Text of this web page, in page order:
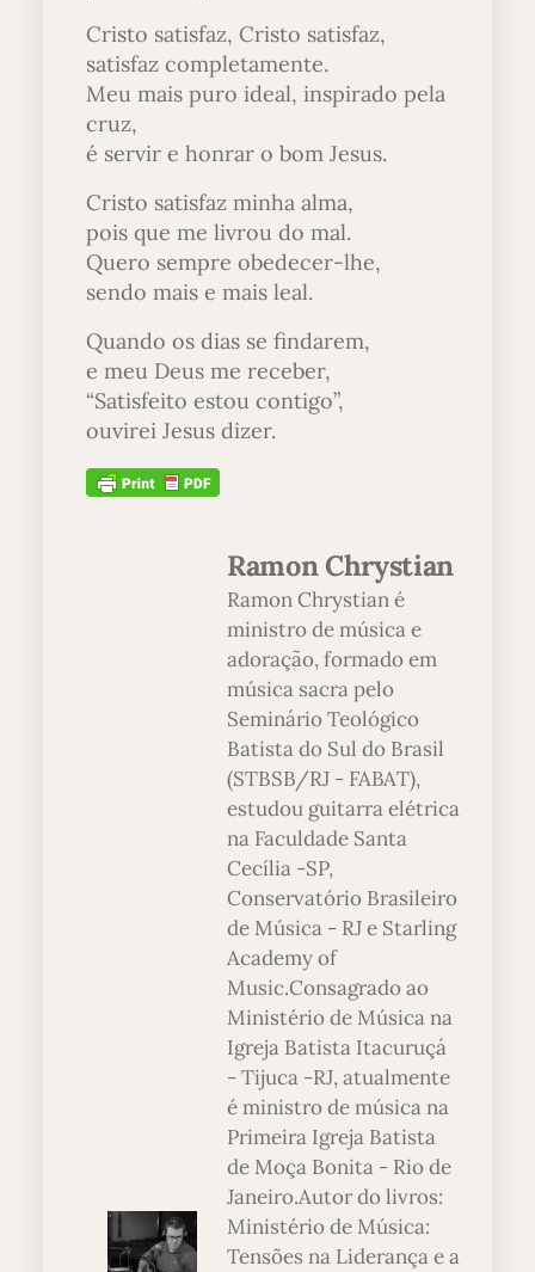
Cristo satisfaz, Cristo satisfaz,
satisfaz completamente.
Meu mais puro ideal, inspirado pela
cruz,
é servir e honrar o bom Jesus.
Cristo satisfaz minha alma,
pois que me livrou do mal.
Quero sempre obedecer-lhe,
sendo mais e mais leal.
Quando os dias se findarem,
e meu Deus me receber,
“Satisfeito estou contigo”,
ouvirei Jesus dizer.
Ramon Chrystian
Ramon Chrystian é
ministro de música e
adoração, formado em
música sacra pelo
Seminário Teológico
Batista do Sul do Brasil
(STBSB/RJ - FABAT),
estudou guitarra elétrica
na Faculdade Santa
Cecília -SP,
Conservatório Brasileiro
de Música - RJ e Starling
Academy of
Music.Consagrado ao
Ministério de Música na
Igreja Batista Itacuruçá
- Tijuca -RJ, atualmente
é ministro de música na
Primeira Igreja Batista
de Moça Bonita - Rio de
Janeiro.Autor do livros:
Ministério de Música:
Tensões na Liderança e a